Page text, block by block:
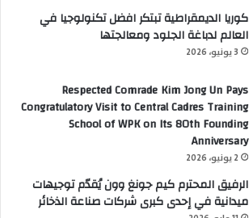
كوريا الديمقراطية تبتكر افضل تكنولوجيا في
العالم لدباغة الجلود ومعالجتها
3 يونيو، 2026
Respected Comrade Kim Jong Un Pays
Congratulatory Visit to Central Cadres Training
School of WPK on Its 80th Founding
Anniversary
2 يونيو، 2026
الرفيق المحترم كيم جونغ وون يُقدّم توجيهات
ميدانية في إحدى كبرى شركات صناعة الذخائر